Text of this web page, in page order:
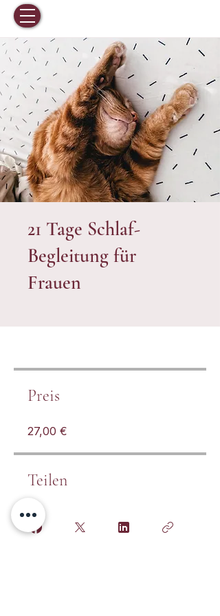
21 Tage Schlaf-
Begleitung für
Frauen
Preis
27,00 €
Teilen